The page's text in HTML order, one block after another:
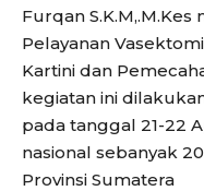
Furqan
Pelayanan
Kartini dan
kegiatan ini
pada tanggal 21-22
nasional sebanyak
Provinsi Sumatera